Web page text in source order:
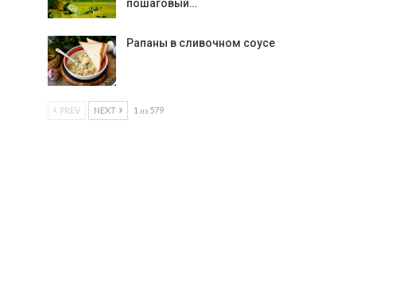
пошаговый…
Рапаны в сливочном соусе
PREV NEXT 1 из 579